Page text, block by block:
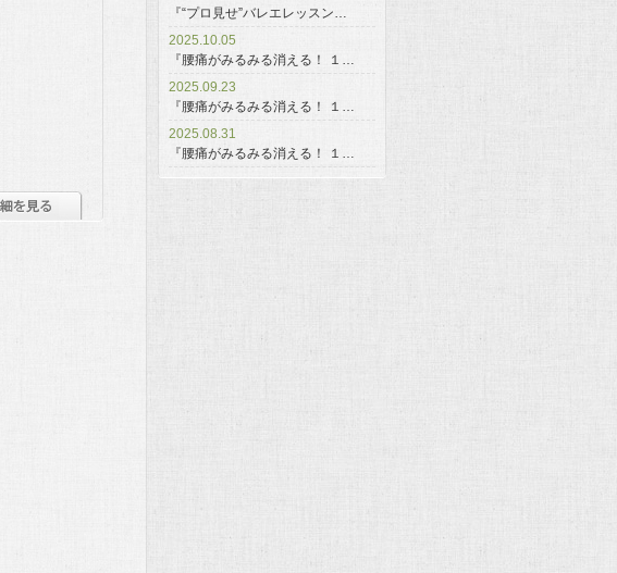
『“プロ見せ”バレエレッスン…
2025.10.05
『腰痛がみるみる消える！ １…
2025.09.23
『腰痛がみるみる消える！ １…
2025.08.31
『腰痛がみるみる消える！ １…